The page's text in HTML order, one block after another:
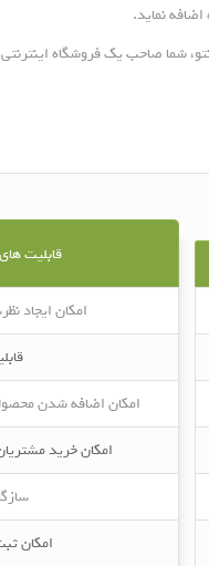
نماید.
شما صاحب یک فروشگاه
قابلیت
امکان ایجاد
امکان اضافه شدن
امکان خرید
امکان